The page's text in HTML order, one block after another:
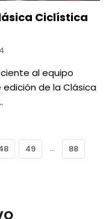
Ciclística
al equipo
de la Clásica
49 … 88